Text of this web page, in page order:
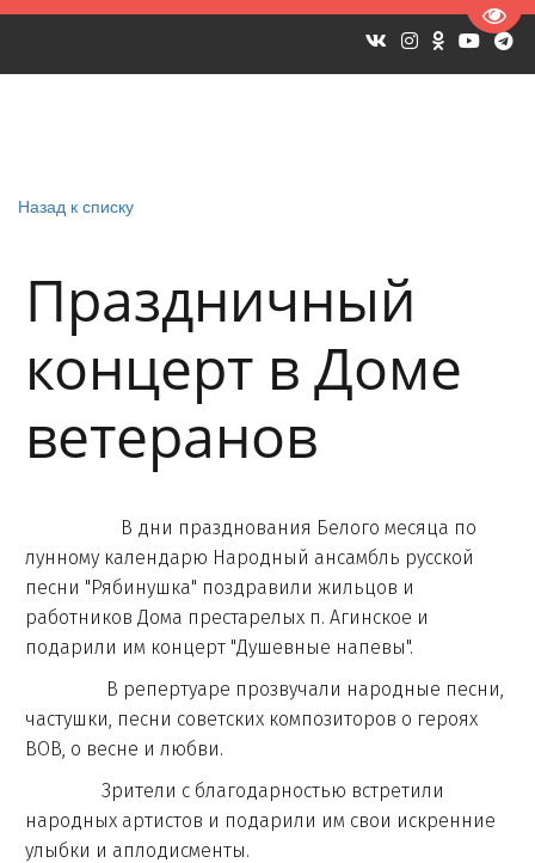
Назад к списку
Праздничный
концерт в Доме
ветеранов
В дни празднования Белого месяца по
лунному календарю Народный ансамбль русской
песни "Рябинушка" поздравили жильцов и
работников Дома престарелых п. Агинское и
подарили им концерт "Душевные напевы".
В репертуаре прозвучали народные песни,
частушки, песни советских композиторов о героях
ВОВ, о весне и любви.
Зрители с благодарностью встретили
народных артистов и подарили им свои искренние
улыбки и аплодисменты.